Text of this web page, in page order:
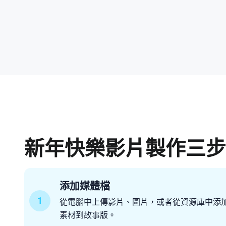
新年快樂影片製作三
1
添加媒體檔
從電腦中上傳影片、圖片，或者從資源庫中添
素材到故事版。